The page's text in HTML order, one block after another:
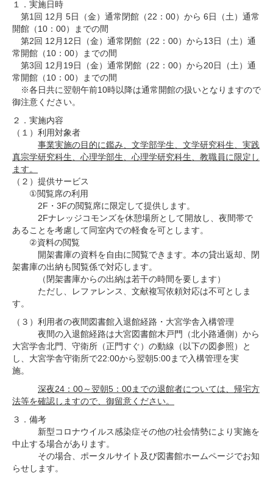
１．実施日時
第1回 12月 5日（金）通常閉館（22：00）から 6日（土）通常
開館（10：00）までの間
第2回 12月12日（金）通常閉館（22：00）から13日（土）通
常開館（10：00）までの間
第3回 12月19日（金）通常閉館（22：00）から20日（土）通
常開館（10：00）までの間
※各日共に翌朝午前10時以降は通常開館の扱いとなりますので
御注意ください。
２．実施内容
（１）利用対象者
事業実施の目的に鑑み、文学部学生、文学研究科生、実践
真宗学研究科生、心理学部生、心理学研究科生、教職員に限定し
ます。
（２）提供サービス
①閲覧席の利用
2F・3Fの閲覧席に限定して提供します。
2Fナレッジコモンズを休憩場所として開放し、夜間帯で
あることを考慮して同室内での軽食を可とします。
②資料の閲覧
開架書庫の資料を自由に閲覧できます。本の貸出返却、閉
架書庫の出納も閲覧係で対応します。
（閉架書庫からの出納は若干の時間を要します）
ただし、レファレンス、文献複写依頼対応は不可としま
す。
（３）利用者の夜間図書館入退館経路・大宮学舎入構管理
夜間の入退館経路は大宮図書館木戸門（北小路通側）から
大宮学舎北門、守衛所（正門すぐ）の動線（以下の図参照）と
し、大宮学舎守衛所で22:00から翌朝5:00まで入構管理を実
施。
深夜24：00～翌朝5：00までの退館者については、帰宅方
法等を確認しますので、御留意ください。
３．備考
新型コロナウイルス感染症その他の社会情勢により実施を
中止する場合があります。
その場合、ポータルサイト及び図書館ホームページでお知
らせします。